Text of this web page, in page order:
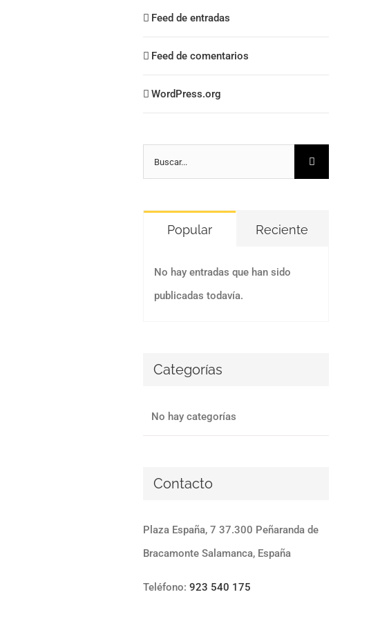
Feed de entradas
Feed de comentarios
WordPress.org
Popular Reciente
No hay entradas que han sido
publicadas todavía.
Categorías
No hay categorías
Contacto
Plaza España, 7 37.300 Peñaranda de
Bracamonte Salamanca, España
Teléfono: 923 540 175